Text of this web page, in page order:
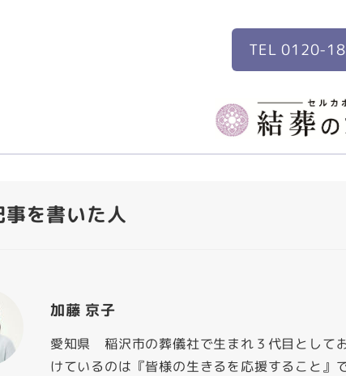
TEL 0120-
事を書いた人
加藤 京子
愛知県 稲沢市の葬儀社で生まれ３代目として
けているのは『皆様の生きるを応援すること』